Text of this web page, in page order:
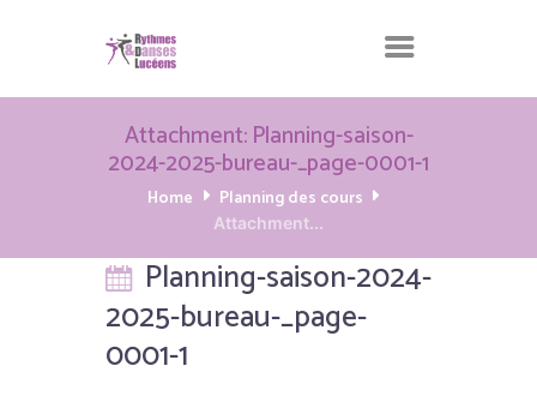
Attachment: Planning-saison-
2024-2025-bureau-_page-0001-1
Home Planning des cours
Attachment...
Planning-saison-2024-
2025-bureau-_page-
0001-1